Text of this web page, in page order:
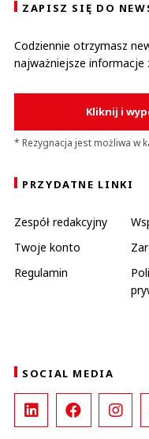
ZAPISZ SIĘ DO
Codziennie otrzymasz
najważniejsze informacje
Kliknij i
* Rezygnacja jest możliwa w
PRZYDATNE LINKI
Zespół redakcyjny
Twoje konto
Regulamin
SOCIAL MEDIA